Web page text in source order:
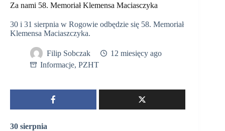
Za nami 58. Memoriał Klemensa Maciasczyka
30 i 31 sierpnia w Rogowie odbędzie się 58. Memoriał
Klemensa Maciaszczyka.
Filip Sobczak
12 miesięcy ago
Informacje, PZHT
30 sierpnia